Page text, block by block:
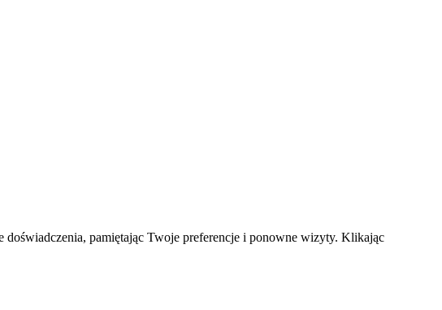
pamiętając Twoje preferencje i ponowne wizyty. Klikając